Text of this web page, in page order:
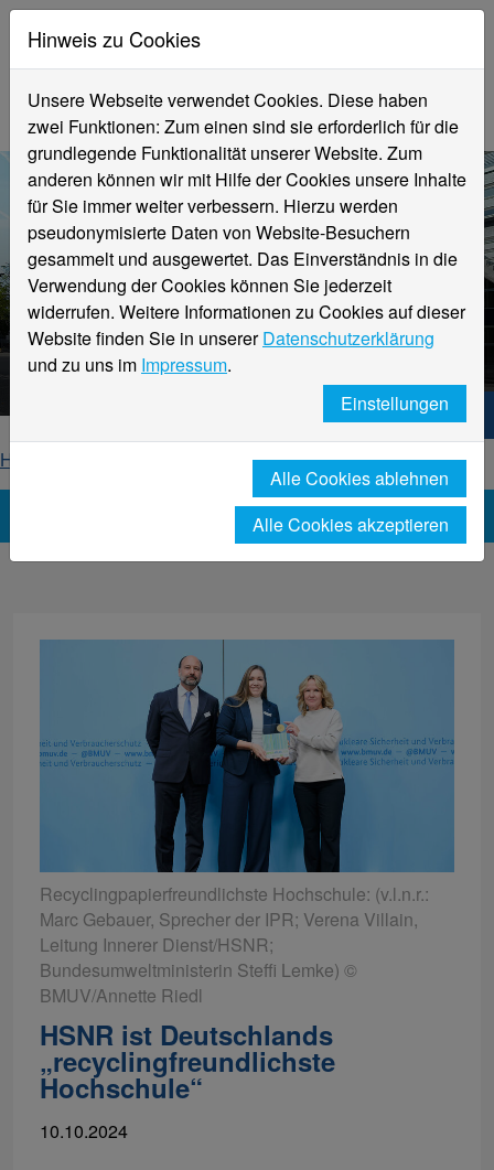
Aktuelle Meldungen
Hochschule Niederrhein
Hochschule Niederrhein. Dein Weg.
Home
News-Detailseite
Recyclingpapierfreundlichste Hochschule: (v.l.n.r.:
Marc Gebauer, Sprecher der IPR; Verena Villain,
Leitung Innerer Dienst/HSNR;
Bundesumweltministerin Steffi Lemke) ©
BMUV/Annette Riedl
HSNR ist Deutschlands
„recyclingfreundlichste
Hochschule“
10.10.2024
Hinweis zu Cookies
Unsere Webseite verwendet Cookies. Diese haben
zwei Funktionen: Zum einen sind sie erforderlich für die
grundlegende Funktionalität unserer Website. Zum
anderen können wir mit Hilfe der Cookies unsere Inhalte
für Sie immer weiter verbessern. Hierzu werden
pseudonymisierte Daten von Website-Besuchern
gesammelt und ausgewertet. Das Einverständnis in die
Verwendung der Cookies können Sie jederzeit
widerrufen. Weitere Informationen zu Cookies auf dieser
Website finden Sie in unsererDatenschutzerklärung
und zu uns im Impressum.
Einstellungen
Alle Cookies ablehnen
Alle Cookies akzeptieren